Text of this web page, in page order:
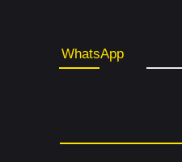
WhatsApp